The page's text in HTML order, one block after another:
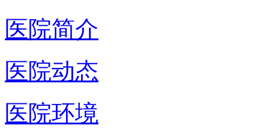
医院简介
医院动态
医院环境